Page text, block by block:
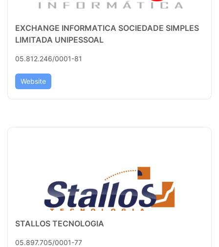
EXCHANGE INFORMATICA SOCIEDADE SIMPLES
LIMITADA UNIPESSOAL
05.812.246/0001-81
Website
STALLOS TECNOLOGIA
05.897.705/0001-77